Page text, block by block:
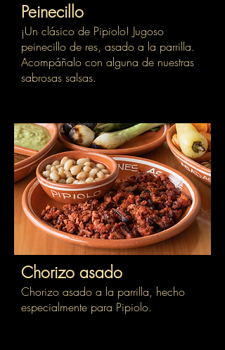
Peinecillo
¡Un clásico de Pipiolo! Jugoso
peinecillo de res, asado a la parrilla.
Acompáñalo con alguna de nuestras
sabrosas salsas.
Chorizo asado
Chorizo asado a la parrilla, hecho
especialmente para Pipiolo.